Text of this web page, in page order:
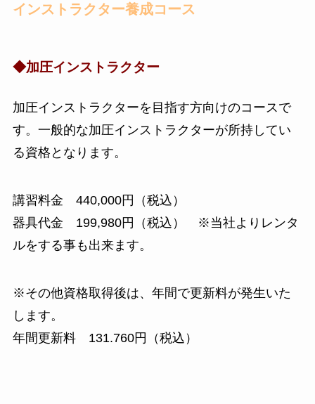
インストラクター養成コース
◆加圧インストラクター
加圧インストラクターを目指す方向けのコースで
す。 一般的な加圧インストラクターが所持してい
る資格となります。
講習料金 440,000円（税込）
器具代金 199,980円（税込） ※当社よりレンタ
ルをする事も出来ます。
※その他資格取得後は、年間で更新料が発生いた
します。
年間更新料 131.760円（税込）